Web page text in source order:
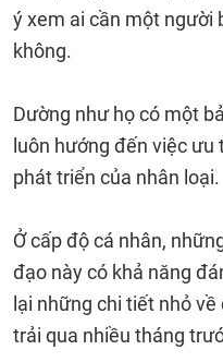
ý xem ai cần một người
không.
Dường như họ có một
luôn hướng đến việc
phát triển của nhân loại.
Ở cấp độ cá nhân,
đạo này có khả năng
lại những chi tiết nhỏ
trải qua nhiều tháng